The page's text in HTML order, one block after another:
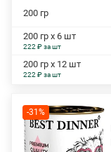
200 гр
200 гр х 6 шт
222 ₽ за шт
200 гр х 12 шт
222 ₽ за шт
-31%